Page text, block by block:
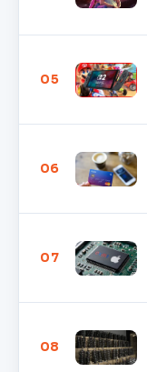
05
06
07
08